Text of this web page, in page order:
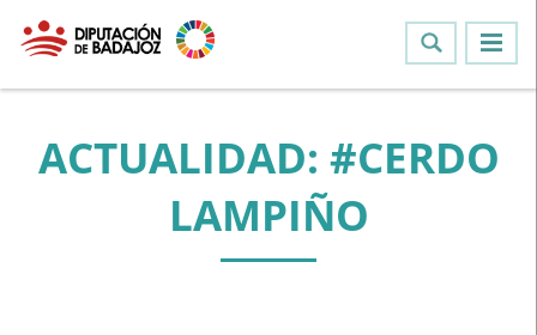
ACTUALIDAD: #CERDO
LAMPIÑO